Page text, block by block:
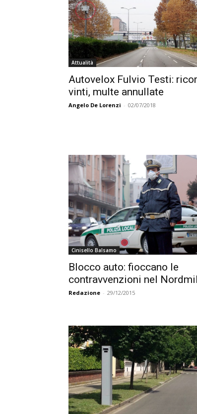
Attualità
Autovelox Fulvio Testi:
vinti, multe annullate
Angelo De Lorenzi - 02/07/2018
Cinisello Balsamo
Blocco auto: fioccano le
contravvenzioni nel
Redazione - 29/12/2015